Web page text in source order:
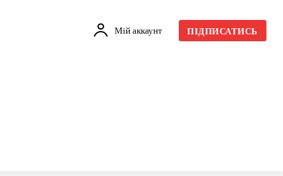
Мій аккаунт ПІДПИСАТИСЬ